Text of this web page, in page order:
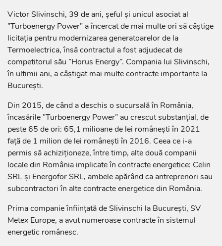
Victor Slivinschi, 39 de ani, șeful și unicul asociat al
”Turboenergy Power” a încercat de mai multe ori să câștige
licitația pentru modernizarea generatoarelor de la
Termoelectrica, însă contractul a fost adjudecat de
competitorul său ”Horus Energy”. Compania lui Slivinschi,
în ultimii ani, a câștigat mai multe contracte importante la
București.
Din 2015, de când a deschis o sucursală în România,
încasările ”Turboenergy Power” au crescut substanțial, de
peste 65 de ori: 65,1 milioane de lei românești în 2021
față de 1 milion de lei românești în 2016. Ceea ce i-a
permis să achiziționeze, între timp, alte două companii
locale din România implicate în contracte energetice: Celin
SRL și Energofor SRL, ambele apărând ca antreprenori sau
subcontractori în alte contracte energetice din România.
Prima companie înființată de Slivinschi la București, SV
Metex Europe, a avut numeroase contracte în sistemul
energetic românesc.